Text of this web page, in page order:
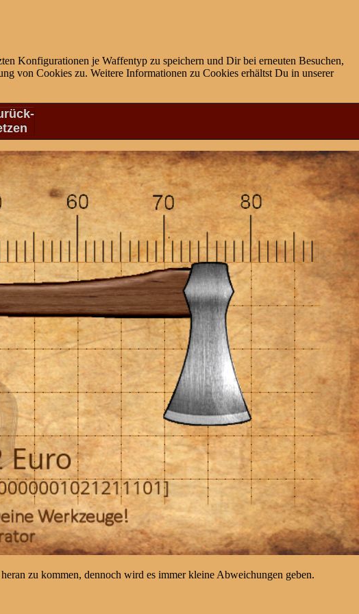
Konfigurationen je Waffentyp zu speichern und Dir bei erneuten Besuchen,
von Cookies zu. Weitere Informationen zu Cookies erhältst Du in unserer
zu kommen, dennoch wird es immer kleine Abweichungen geben.